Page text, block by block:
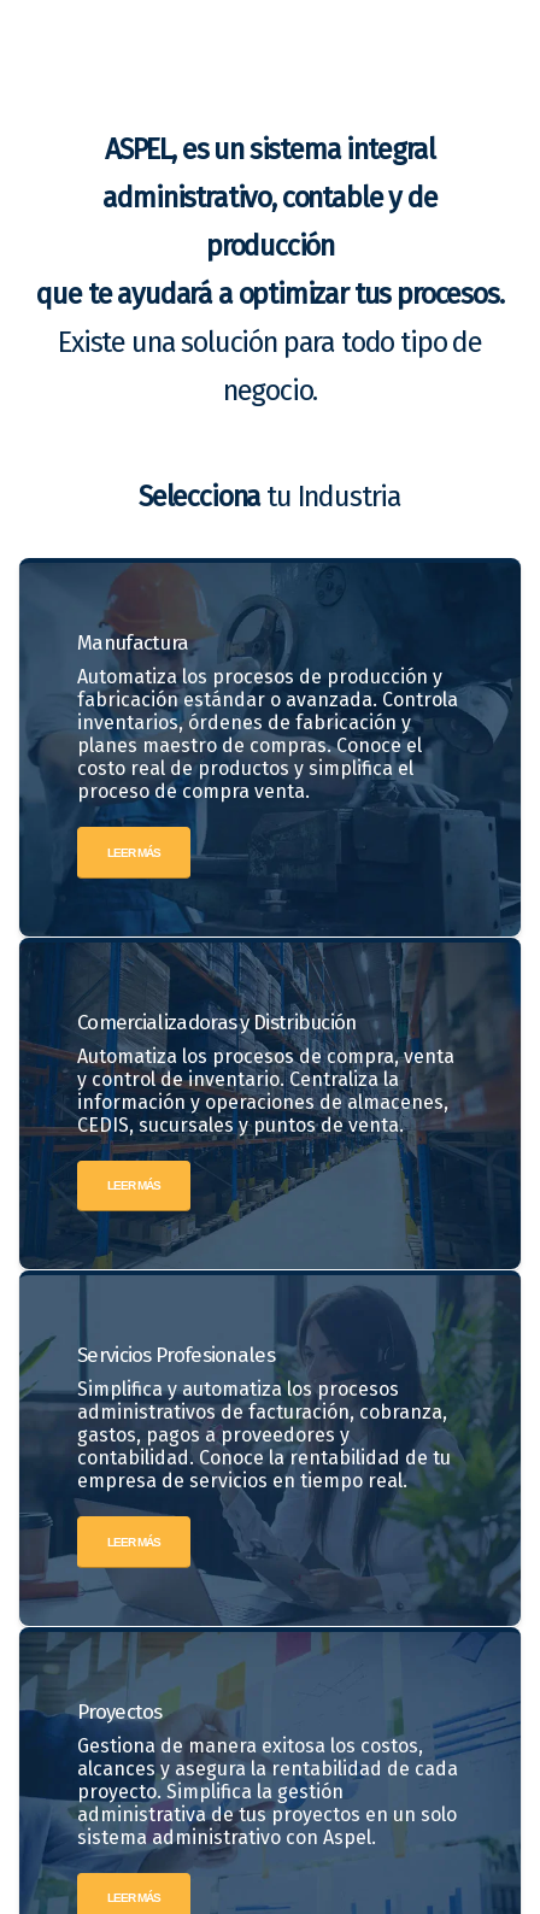
ASPEL, es un sistema integral
administrativo, contable y de
producción
que te ayudará a optimizar tus procesos.
Existe una solución para todo tipo de
negocio.
Seleccionatu Industria
Manufactura
Automatiza los procesos de producción y
fabricación estándar o avanzada. Controla
inventarios, órdenes de fabricación y
planes maestro de compras. Conoce el
costo real de productos y simplifica el
proceso de compra venta.
LEER MÁS
Comercializadorasy Distribución
Automatiza los procesos de compra, venta
y control de inventario. Centraliza la
información y operaciones de almacenes,
CEDIS, sucursales y puntos de venta.
LEER MÁS
ServiciosProfesionales
Simplifica y automatiza los procesos
administrativos de facturación, cobranza,
gastos, pagos a proveedores y
contabilidad. Conoce la rentabilidad de tu
empresa de servicios en tiempo real.
LEER MÁS
Proyectos
Gestiona de manera exitosa los costos,
alcances y asegura la rentabilidad de cada
proyecto. Simplifica la gestión
administrativa de tus proyectos en un solo
sistema administrativo con Aspel.
LEER MÁS